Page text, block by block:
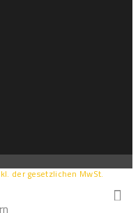
der gesetzlichen MwSt.